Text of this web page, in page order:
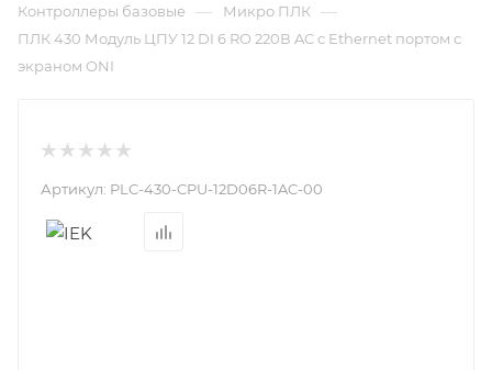
Контроллеры базовые — Микро ПЛК —
ПЛК 430 Модуль ЦПУ 12 DI 6 RO 220В AC с Ethernet портом с
экраном ONI
Артикул: PLC-430-CPU-12D06R-1AC-00